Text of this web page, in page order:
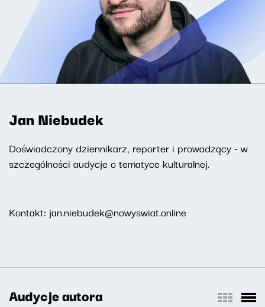
Jan Niebudek
Doświadczony dziennikarz, reporter i prowadzący - w
szczególności audycje o tematyce kulturalnej.
Kontakt: jan.niebudek@nowyswiat.online
Audycje autora